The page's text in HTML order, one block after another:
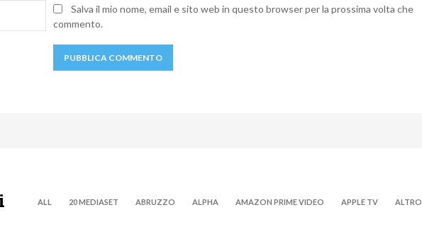
Nome:Salva il mio nome, email e sito web in questo browser per la prossima volta che
commento.
ALL 20 MEDIASET ABRUZZO ALPHA AMAZON PRIME VIDEO APPLE TV ALTRO